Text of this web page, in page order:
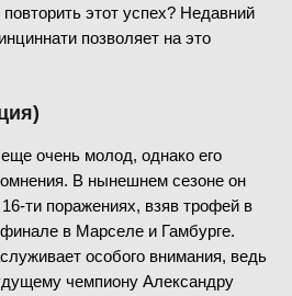
этот успех? Недавний
позволяет на это
очень молод, однако его
В нынешнем сезоне он
ти поражениях, взяв трофей в
в Марселе и Гамбурге.
особого внимания, ведь
чемпиону Александру